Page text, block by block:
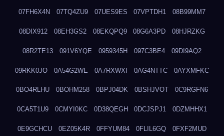
07FH6X4N 07TQ4ZU9 07UES9ES 07VPTDH1 08B99MM7
08DIX912 08EH3GS2 08EKQPQ9 08G6A3PD 08HJRZKG
08R2TE13 091V6YQE 0959345H 097C3BE4 09DI9AQ2
09RKK0JO 0A54G2WE 0A7RXWXI 0AG4NTTC 0AYXMFKC
0BO4RLHU 0BOHM258 0BPJ04DK 0BSHJVOT 0C9RGFN6
0CA5T1U9 0CMYI0KC 0D38QEGH 0DCJSPJ1 0DZMHHX1
0E9GCHCU 0EZ05K4R 0FFYUM84 0FLIL6GQ 0FXF2MUD